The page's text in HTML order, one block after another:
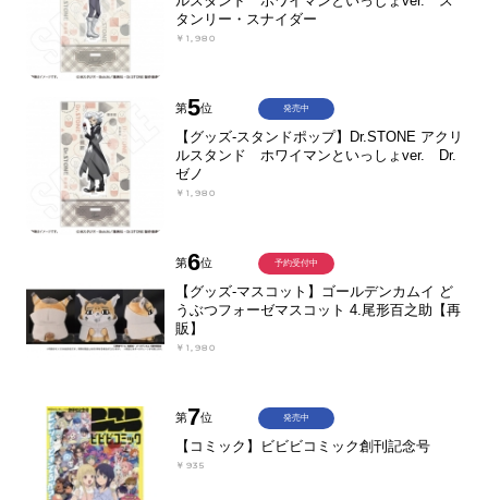
タンリー・スナイダー
￥1,980
第5位
【グッズ-スタンドポップ】Dr.STONE アクリ
ルスタンド ホワイマンといっしょver. Dr.
ゼノ
￥1,980
発売中
第6位
【グッズ-マスコット】ゴールデンカムイ ど
うぶつフォーゼマスコット 4.尾形百之助【再
販】
￥1,980
予約受付中
第7位
【コミック】ビビビコミック創刊記念号
￥935
発売中